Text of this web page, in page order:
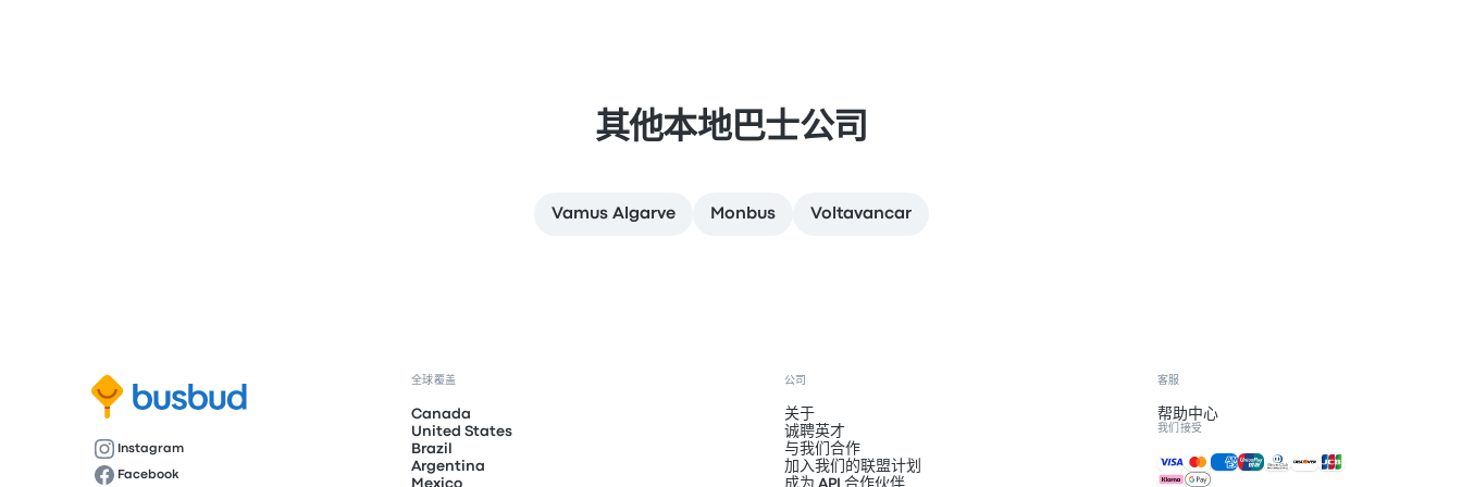
其他本地巴士公司
Vamus Algarve Monbus Voltavancar
Instagram
Facebook
全球覆盖
Canada
United States
Brazil
Argentina
Mexico
公司
关于
诚聘英才
与我们合作
加入我们的联盟计划
成为 API 合作伙伴
客服
帮助中心
我们接受
接受的付款方式